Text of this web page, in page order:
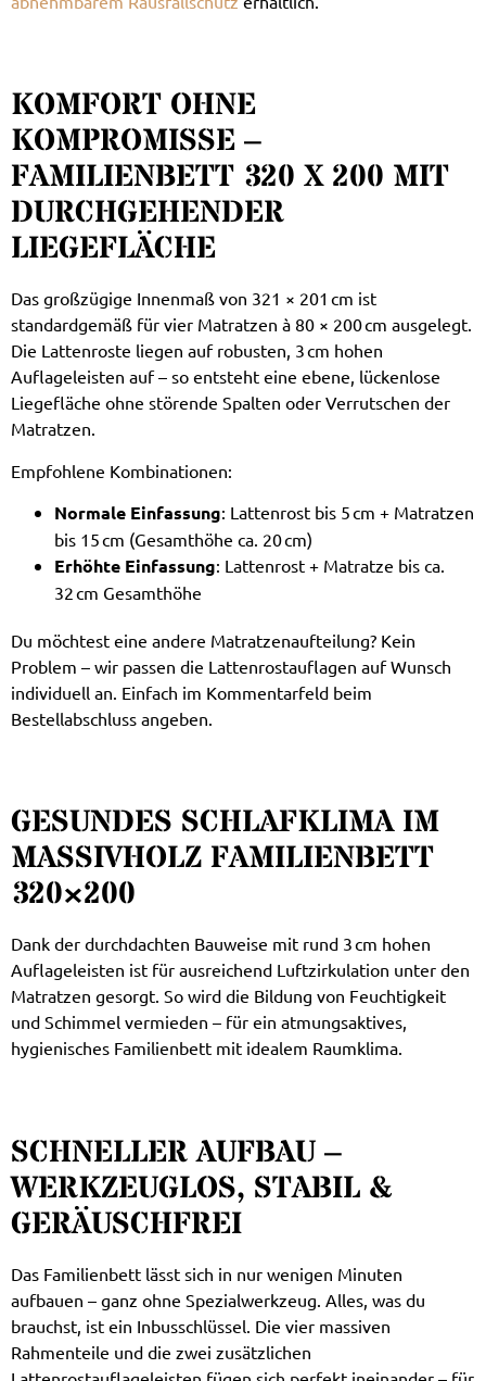
KOMFORT OHNE
KOMPROMISSE –
FAMILIENBETT 320 X 200 MIT
DURCHGEHENDER
LIEGEFLÄCHE
Das großzügige Innenmaß von 321 × 201 cm ist
standardgemäß für vier Matratzen à 80 × 200 cm ausgelegt.
Die Lattenroste liegen auf robusten, 3 cm hohen
Auflageleisten auf – so entsteht eine ebene, lückenlose
Liegefläche ohne störende Spalten oder Verrutschen der
Matratzen.
Empfohlene Kombinationen:
Normale Einfassung: Lattenrost bis 5 cm + Matratzen
bis 15 cm (Gesamthöhe ca. 20 cm)
Erhöhte Einfassung: Lattenrost + Matratze bis ca.
32 cm Gesamthöhe
Du möchtest eine andere Matratzenaufteilung? Kein
Problem – wir passen die Lattenrostauflagen auf Wunsch
individuell an. Einfach im Kommentarfeld beim
Bestellabschluss angeben.
GESUNDES SCHLAFKLIMA IM
MASSIVHOLZ FAMILIENBETT
320×200
Dank der durchdachten Bauweise mit rund 3 cm hohen
Auflageleisten ist für ausreichend Luftzirkulation unter den
Matratzen gesorgt. So wird die Bildung von Feuchtigkeit
und Schimmel vermieden – für ein atmungsaktives,
hygienisches Familienbett mit idealem Raumklima.
SCHNELLER AUFBAU –
WERKZEUGLOS, STABIL &
GERÄUSCHFREI
Das Familienbett lässt sich in nur wenigen Minuten
aufbauen – ganz ohne Spezialwerkzeug. Alles, was du
brauchst, ist ein Inbusschlüssel. Die vier massiven
Rahmenteile und die zwei zusätzlichen